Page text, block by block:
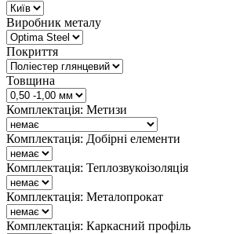
Виробник металу
Покриття
Товщина
Комплектація: Метизи
Комплектація: Добірні елементи
Комплектація: Теплозвукоізоляція
Комплектація: Металопрокат
Комплектація: Каркасний профіль